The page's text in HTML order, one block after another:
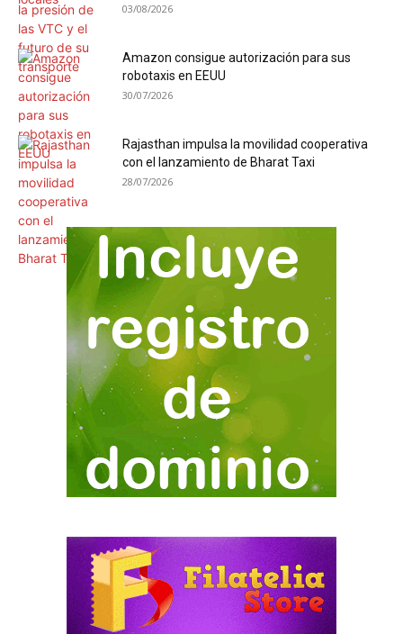
03/08/2026
Amazon consigue autorización para sus
robotaxis en EEUU
30/07/2026
Rajasthan impulsa la movilidad cooperativa
con el lanzamiento de Bharat Taxi
28/07/2026